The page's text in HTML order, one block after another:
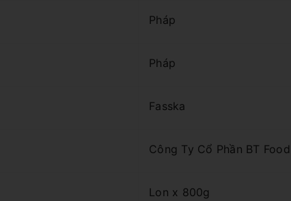
Pháp
Pháp
Fasska
Công Ty Cổ Phần BT
Lon x 800g